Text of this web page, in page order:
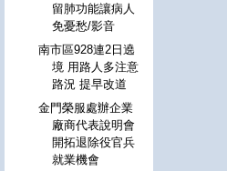
留肺功能讓病人
免憂愁/影音
南市區928連2日遶
境 用路人多注意
路況 提早改道
金門榮服處辦企業
廠商代表說明會
開拓退除役官兵
就業機會